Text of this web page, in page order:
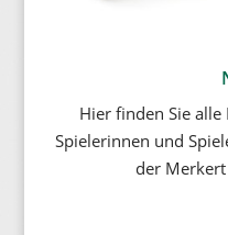
Hier finden Sie
Spielerinnen und
der